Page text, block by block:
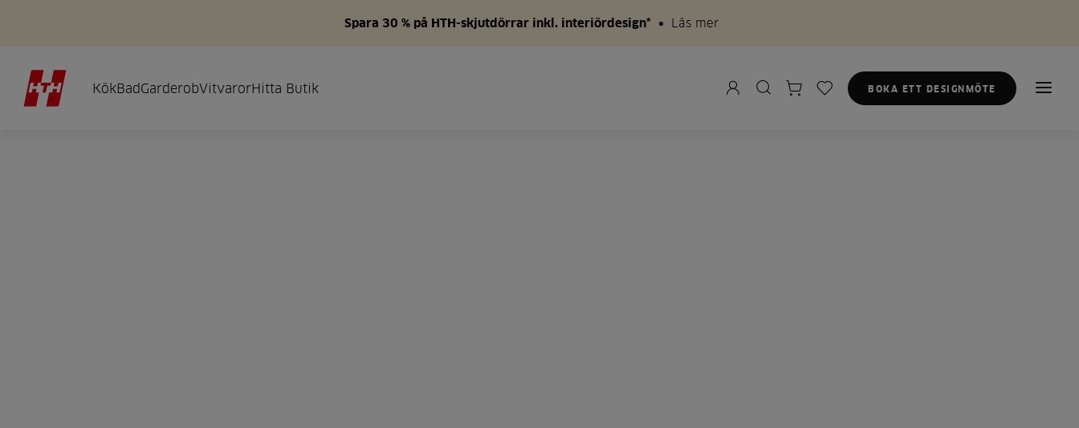
Spara 30 % på HTH-skjutdörrar inkl. interiördesign* Läs mer
KökBadGarderobVitvarorHitta Butik BOKA ETT DESIGNMÖTE